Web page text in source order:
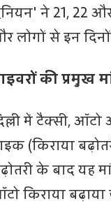
ने 21, 22
लोगों से इन
की प्रमुख
में टैक्सी,
(किराया
के बाद यह
किराया